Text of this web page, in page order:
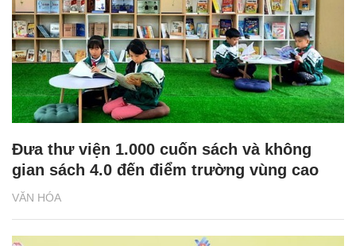
VĂN HÓA
Đưa thư viện 1.000 cuốn sách và không
gian sách 4.0 đến điểm trường vùng cao